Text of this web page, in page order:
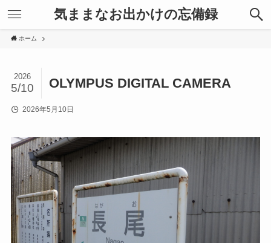
気ままなお出かけの忘備録
ホーム
OLYMPUS DIGITAL CAMERA
2026
5/10
2026年5月10日